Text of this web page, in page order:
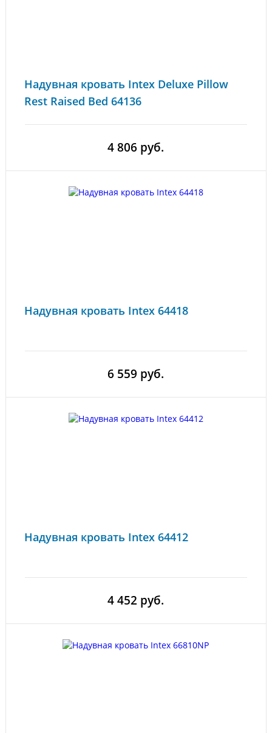
Надувная кровать Intex Deluxe Pillow
Rest Raised Bed 64136
4 806 руб.
Надувная кровать Intex 64418
6 559 руб.
Надувная кровать Intex 64412
4 452 руб.